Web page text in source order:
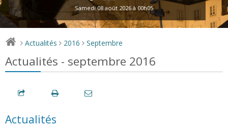
Samedi 08 août 2026 à 00h05
> Actualités > 2016 > Septembre
Actualités - septembre 2016
Actualités